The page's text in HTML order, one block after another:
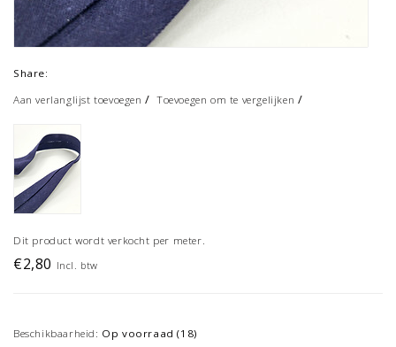
Share:
Aan verlanglijst toevoegen /Toevoegen om te vergelijken /
Dit product wordt verkocht per meter.
€2,80 Incl. btw
Beschikbaarheid: Op voorraad (18)